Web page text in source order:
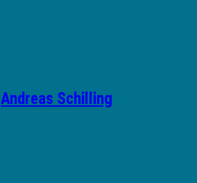
Andreas Schilling